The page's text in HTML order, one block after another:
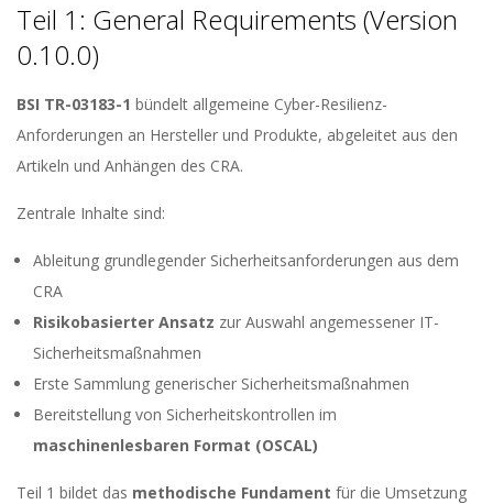
Teil 1: General Requirements (Version
0.10.0)
BSI TR-03183-1 bündelt allgemeine Cyber-Resilienz-
Anforderungen an Hersteller und Produkte, abgeleitet aus den
Artikeln und Anhängen des CRA.
Zentrale Inhalte sind:
Ableitung grundlegender Sicherheitsanforderungen aus dem
CRA
Risikobasierter Ansatz zur Auswahl angemessener IT-
Sicherheitsmaßnahmen
Erste Sammlung generischer Sicherheitsmaßnahmen
Bereitstellung von Sicherheitskontrollen im
maschinenlesbaren Format (OSCAL)
Teil 1 bildet das methodische Fundament für die Umsetzung